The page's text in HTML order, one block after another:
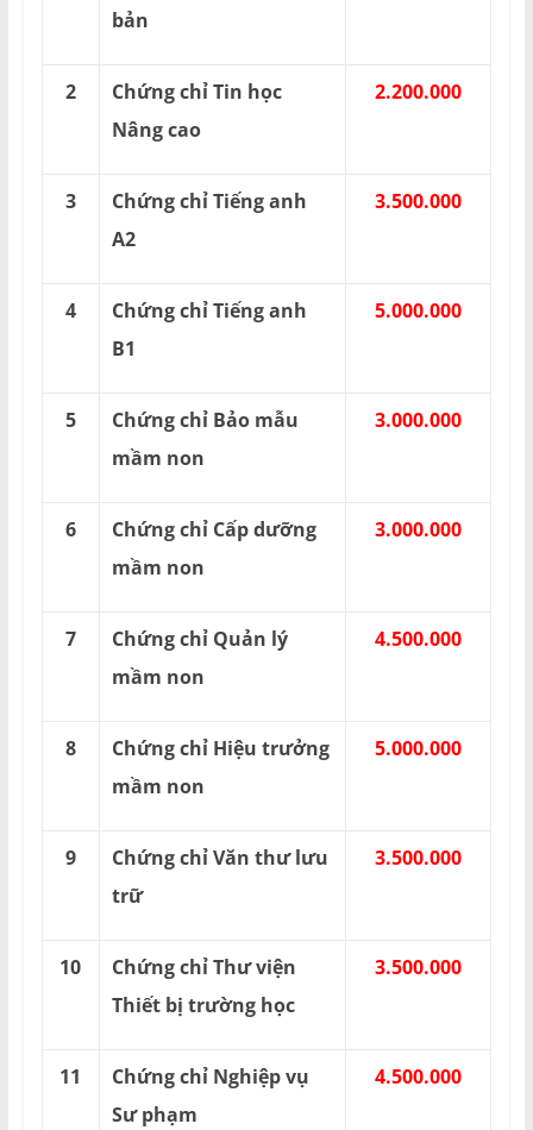
bản
2
Chứng chỉ Tin học
Nâng cao
2.200.000
3
Chứng chỉ Tiếng anh
A2
3.500.000
4
Chứng chỉ Tiếng anh
B1
5.000.000
5
Chứng chỉ Bảo mẫu
mầm non
3.000.000
6
Chứng chỉ Cấp dưỡng
mầm non
3.000.000
7
Chứng chỉ Quản lý
mầm non
4.500.000
8
Chứng chỉ Hiệu trưởng
mầm non
5.000.000
9
Chứng chỉ Văn thư lưu
trữ
3.500.000
10
Chứng chỉ Thư viện
Thiết bị trường học
3.500.000
11
Chứng chỉ Nghiệp vụ
Sư phạm
4.500.000